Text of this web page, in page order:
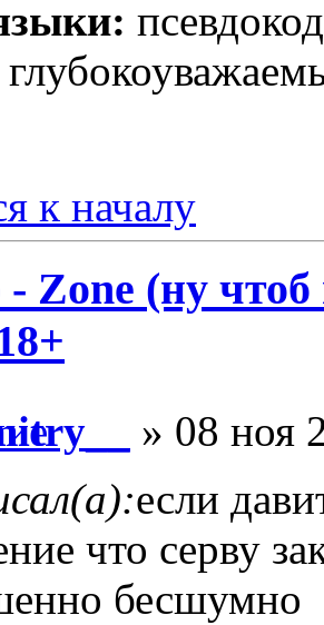
к началу
Zone (ну
» 08 ноя
если
что серву
бесшумно